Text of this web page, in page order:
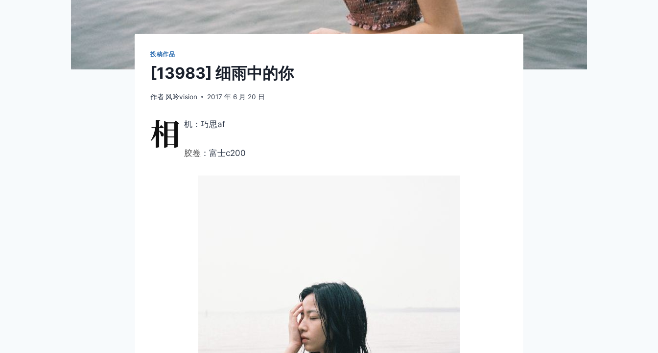
投稿作品
[13983] 细雨中的你
作者 风吟vision 2017 年 6 月 20 日
相 机：巧思af
胶卷 ：富士c200